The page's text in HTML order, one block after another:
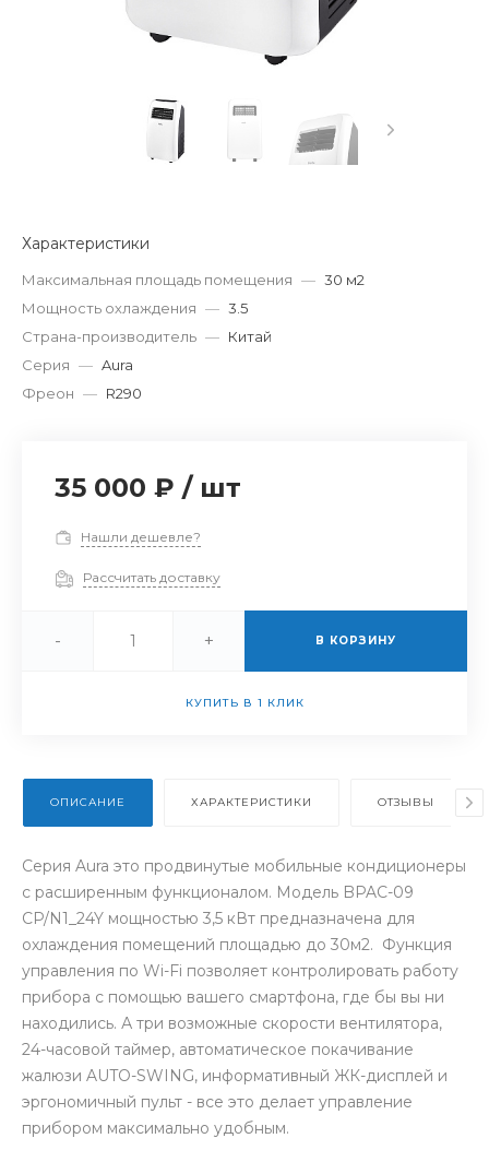
Характеристики
Максимальная площадь помещения — 30 м2
Мощность охлаждения — 3.5
Страна-производитель — Китай
Серия — Aura
Фреон — R290
35 000 ₽ / шт
Нашли дешевле?
Рассчитать доставку
- + В КОРЗИНУ
КУПИТЬ В 1 КЛИК
ОПИСАНИЕ ХАРАКТЕРИСТИКИ ОТЗЫВЫ
Серия Aura это продвинутые мобильные кондиционеры
с расширенным функционалом. Модель BPAC-09
CP/N1_24Y мощностью 3,5 кВт предназначена для
охлаждения помещений площадью до 30м2. Функция
управления по Wi-Fi позволяет контролировать работу
прибора с помощью вашего смартфона, где бы вы ни
находились. А три возможные скорости вентилятора,
24-часовой таймер, автоматическое покачивание
жалюзи AUTO-SWING, информативный ЖК-дисплей и
эргономичный пульт - все это делает управление
прибором максимально удобным.